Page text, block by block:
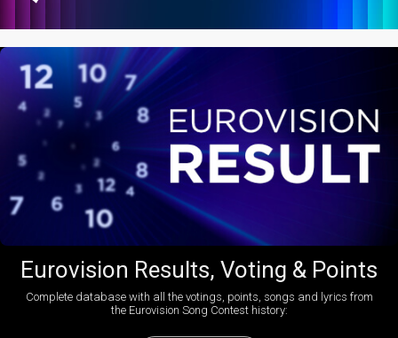
Eurovision Results, Voting & Points
Complete database with all the votings, points, songs and lyrics from
the Eurovision Song Contest history: